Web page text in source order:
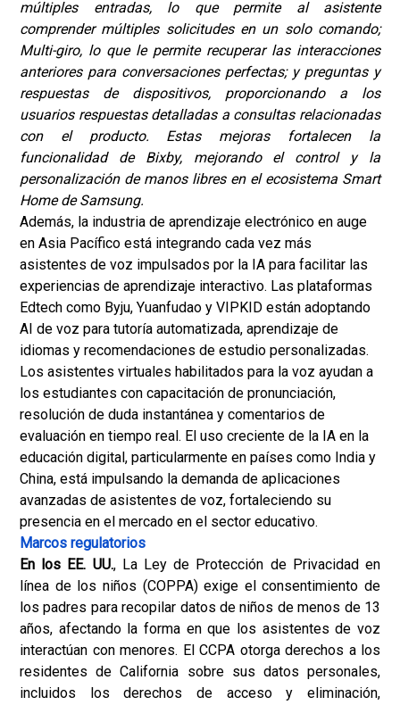
múltiples entradas, lo que permite al asistente
comprender múltiples solicitudes en un solo comando;
Multi-giro, lo que le permite recuperar las interacciones
anteriores para conversaciones perfectas; y preguntas y
respuestas de dispositivos, proporcionando a los
usuarios respuestas detalladas a consultas relacionadas
con el producto. Estas mejoras fortalecen la
funcionalidad de Bixby, mejorando el control y la
personalización de manos libres en el ecosistema Smart
Home de Samsung.
Además, la industria de aprendizaje electrónico en auge
en Asia Pacífico está integrando cada vez más
asistentes de voz impulsados por la IA para facilitar las
experiencias de aprendizaje interactivo. Las plataformas
Edtech como Byju, Yuanfudao y VIPKID están adoptando
AI de voz para tutoría automatizada, aprendizaje de
idiomas y recomendaciones de estudio personalizadas.
Los asistentes virtuales habilitados para la voz ayudan a
los estudiantes con capacitación de pronunciación,
resolución de duda instantánea y comentarios de
evaluación en tiempo real. El uso creciente de la IA en la
educación digital, particularmente en países como India y
China, está impulsando la demanda de aplicaciones
avanzadas de asistentes de voz, fortaleciendo su
presencia en el mercado en el sector educativo.
Marcos regulatorios
En los EE. UU., La Ley de Protección de Privacidad en
línea de los niños (COPPA) exige el consentimiento de
los padres para recopilar datos de niños de menos de 13
años, afectando la forma en que los asistentes de voz
interactúan con menores. El CCPA otorga derechos a los
residentes de California sobre sus datos personales,
incluidos los derechos de acceso y eliminación,